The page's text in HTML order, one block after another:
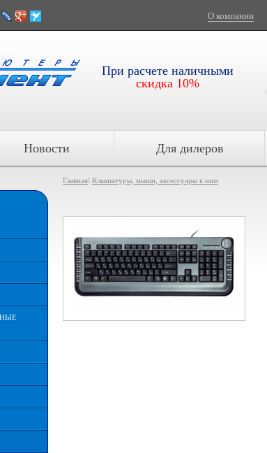
О компании
При расчете наличными
скидка 10%
Новости Для дилеров
Главная\ Клавиатуры, мыши, аксессуары к ним